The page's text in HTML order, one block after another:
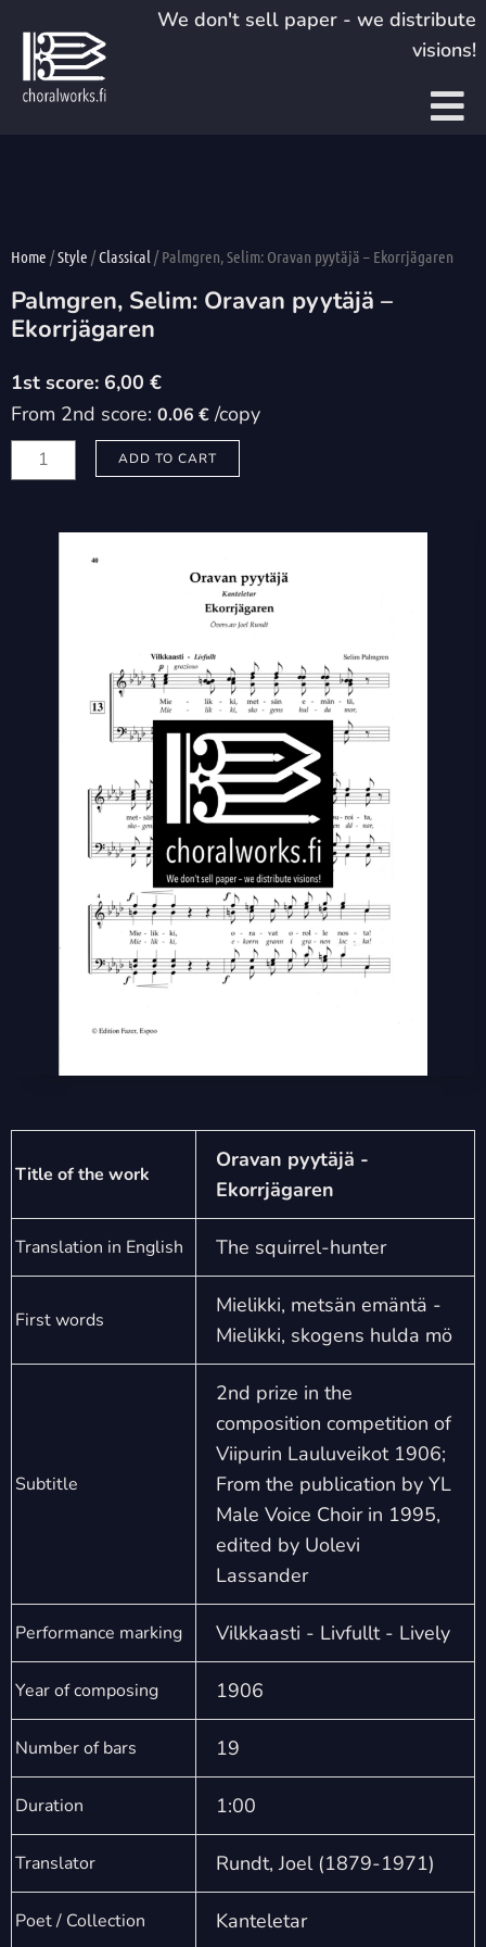
content
We don't sell paper - we distribute
visions!
Home /Style /Classical / Palmgren, Selim: Oravan pyytäjä – Ekorrjägaren
Palmgren, Selim: Oravan pyytäjä –
Ekorrjägaren
6,00 €
From 2nd score: 0.06 € /copy
Palmgren,
Selim:
ADD TO CART
Title of the work
Oravan pyytäjä -
Ekorrjägaren
Translation in English The squirrel-hunter
First words
Mielikki, metsän emäntä -
Mielikki, skogens hulda mö
Subtitle
2nd prize in the
composition competition of
Viipurin Lauluveikot 1906;
From the publication by YL
Male Voice Choir in 1995,
edited by Uolevi
Lassander
Performance marking Vilkkaasti - Livfullt - Lively
Year of composing 1906
Number of bars 19
Duration 1:00
Translator Rundt, Joel (1879-1971)
Poet / Collection Kanteletar